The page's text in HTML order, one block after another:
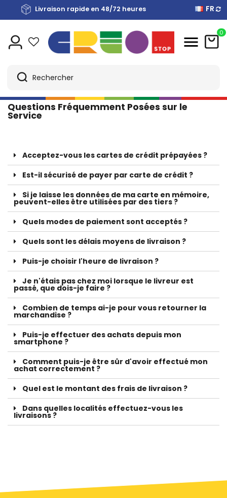
Livraison gratuite de €40
Livraison rapide en 48/72 heures
Payez en plusieurs fois sans intérêts avec Scalapay FR
0
Questions Fréquemment Posées sur le
Service
Acceptez-vous les cartes de crédit prépayées ?
Est-il sécurisé de payer par carte de crédit ?
Si je laisse les données de ma carte en mémoire,
peuvent-elles être utilisées par des tiers ?
Quels modes de paiement sont acceptés ?
Quels sont les délais moyens de livraison ?
Puis-je choisir l'heure de livraison ?
Je n'étais pas chez moi lorsque le livreur est
passé, que dois-je faire ?
Combien de temps ai-je pour vous retourner la
marchandise ?
Puis-je effectuer des achats depuis mon
smartphone ?
Comment puis-je être sûr d'avoir effectué mon
achat correctement ?
Quel est le montant des frais de livraison ?
Dans quelles localités effectuez-vous les
livraisons ?